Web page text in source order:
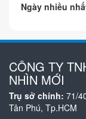
Ngày nhiều
CÔNG TY
NHÌN MỚI
Trụ sở chính: 71/
Tân Phú, Tp.HCM